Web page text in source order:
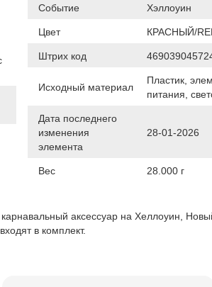
Событие Хэллоуин
Цвет КРАСНЫЙ/
Штрих код
Исходный материал
Пластик,
питания,
Дата последнего
изменения
элемента
28-01-2026
Вес 28.000 г
аксессуар на Хеллоуин,
в комплект.